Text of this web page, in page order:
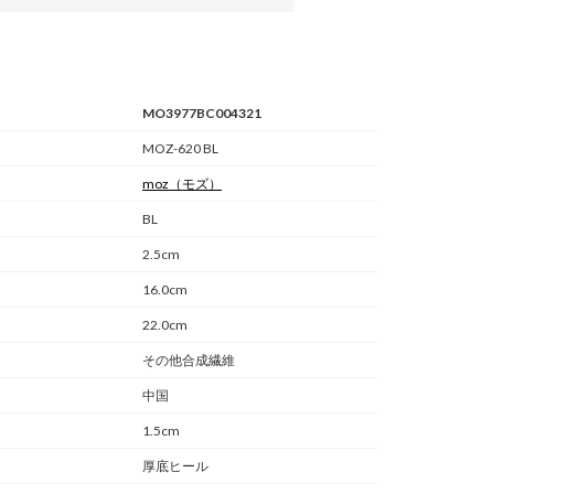
MO3977BC004321
MOZ-620 BL
moz （モズ）
BL
2.5cm
16.0cm
22.0cm
その他合成繊維
中国
1.5cm
厚底ヒール